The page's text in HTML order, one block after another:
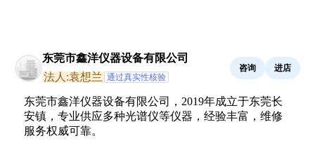
东莞市鑫洋仪器设备有限公司
法人:袁想兰 通过真实性核验
咨询 进店
东莞市鑫洋仪器设备有限公司，2019年成立于东莞长
安镇，专业供应多种光谱仪等仪器，经验丰富，维修
服务权威可靠。